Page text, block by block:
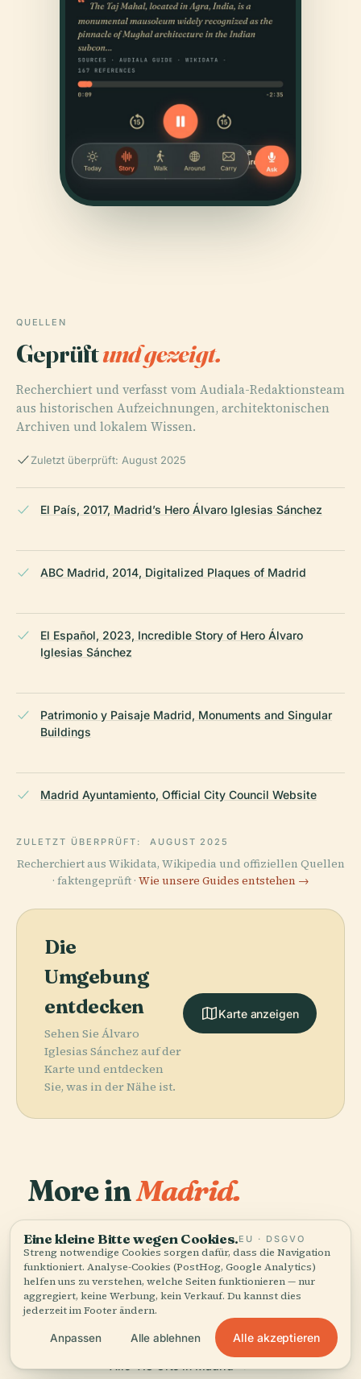
QUELLEN
Geprüftund gezeigt.
Recherchiert und verfasst vom Audiala-Redaktionsteam
aus historischen Aufzeichnungen, architektonischen
Archiven und lokalem Wissen.
Zuletzt überprüft: August 2025
El País, 2017, Madrid’s Hero Álvaro Iglesias Sánchez
ABC Madrid, 2014, Digitalized Plaques of Madrid
El Español, 2023, Incredible Story of Hero Álvaro
Iglesias Sánchez
Patrimonio y Paisaje Madrid, Monuments and Singular
Buildings
Madrid Ayuntamiento, Official City Council Website
ZULETZT ÜBERPRÜFT: AUGUST 2025
Recherchiert aus Wikidata, Wikipedia und offiziellen Quellen
· faktengeprüft · Wie unsere Guides entstehen →
Die
Umgebung
entdecken
Sehen Sie Álvaro
Iglesias Sánchez auf der
Karte und entdecken
Sie, was in der Nähe ist.
Karte anzeigen
More inMadrid.
418 Orte zu entdecken — ein paar, die sich gut
kombinieren lassen.
PLACE
Spanische
Nationalbibliothek
Museo
Arqueológico
Nacional De
España
PLACE
Palacio Real
PLACE
Pozuelo De
Alarcón
Alle 418 Orte in Madrid
Eine kleine Bitte wegen Cookies.EU · DSGVO
Streng notwendige Cookies sorgen dafür, dass die Navigation
funktioniert. Analyse-Cookies (PostHog, Google Analytics)
helfen uns zu verstehen, welche Seiten funktionieren — nur
aggregiert, keine Werbung, kein Verkauf. Du kannst dies
jederzeit im Footer ändern.
Anpassen Alle ablehnen Alle akzeptieren